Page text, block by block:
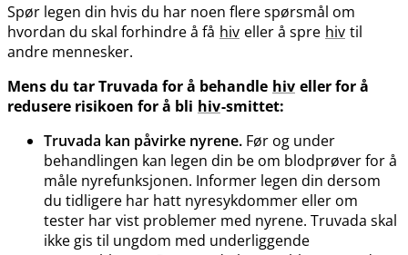
Spør legen din hvis du har noen flere spørsmål om
hvordan du skal forhindre å få hiv eller å spre hiv til
andre mennesker.
Mens du tar Truvada for å behandle hiv eller for å
redusere risikoen for å bli hiv-smittet:
Truvada kan påvirke nyrene. Før og under
behandlingen kan legen din be om blodprøver for å
måle nyrefunksjonen. Informer legen din dersom
du tidligere har hatt nyresykdommer eller om
tester har vist problemer med nyrene. Truvada skal
ikke gis til ungdom med underliggende